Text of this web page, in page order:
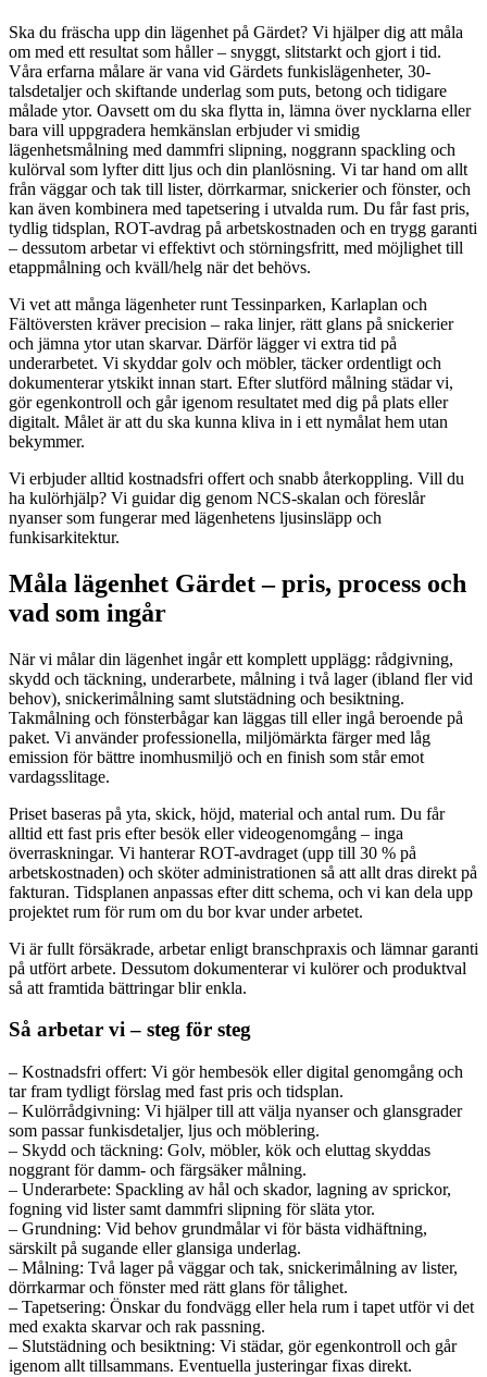
Ska du fräscha upp din lägenhet på Gärdet? Vi hjälper dig att måla
om med ett resultat som håller – snyggt, slitstarkt och gjort i tid.
Våra erfarna målare är vana vid Gärdets funkislägenheter, 30-
talsdetaljer och skiftande underlag som puts, betong och tidigare
målade ytor. Oavsett om du ska flytta in, lämna över nycklarna eller
bara vill uppgradera hemkänslan erbjuder vi smidig
lägenhetsmålning med dammfri slipning, noggrann spackling och
kulörval som lyfter ditt ljus och din planlösning. Vi tar hand om allt
från väggar och tak till lister, dörrkarmar, snickerier och fönster, och
kan även kombinera med tapetsering i utvalda rum. Du får fast pris,
tydlig tidsplan, ROT-avdrag på arbetskostnaden och en trygg garanti
– dessutom arbetar vi effektivt och störningsfritt, med möjlighet till
etappmålning och kväll/helg när det behövs.
Vi vet att många lägenheter runt Tessinparken, Karlaplan och
Fältöversten kräver precision – raka linjer, rätt glans på snickerier
och jämna ytor utan skarvar. Därför lägger vi extra tid på
underarbetet. Vi skyddar golv och möbler, täcker ordentligt och
dokumenterar ytskikt innan start. Efter slutförd målning städar vi,
gör egenkontroll och går igenom resultatet med dig på plats eller
digitalt. Målet är att du ska kunna kliva in i ett nymålat hem utan
bekymmer.
Vi erbjuder alltid kostnadsfri offert och snabb återkoppling. Vill du
ha kulörhjälp? Vi guidar dig genom NCS-skalan och föreslår
nyanser som fungerar med lägenhetens ljusinsläpp och
funkisarkitektur.
Måla lägenhet Gärdet – pris, process och
vad som ingår
När vi målar din lägenhet ingår ett komplett upplägg: rådgivning,
skydd och täckning, underarbete, målning i två lager (ibland fler vid
behov), snickerimålning samt slutstädning och besiktning.
Takmålning och fönsterbågar kan läggas till eller ingå beroende på
paket. Vi använder professionella, miljömärkta färger med låg
emission för bättre inomhusmiljö och en finish som står emot
vardagsslitage.
Priset baseras på yta, skick, höjd, material och antal rum. Du får
alltid ett fast pris efter besök eller videogenomgång – inga
överraskningar. Vi hanterar ROT-avdraget (upp till 30 % på
arbetskostnaden) och sköter administrationen så att allt dras direkt på
fakturan. Tidsplanen anpassas efter ditt schema, och vi kan dela upp
projektet rum för rum om du bor kvar under arbetet.
Vi är fullt försäkrade, arbetar enligt branschpraxis och lämnar garanti
på utfört arbete. Dessutom dokumenterar vi kulörer och produktval
så att framtida bättringar blir enkla.
Så arbetar vi – steg för steg
– Kostnadsfri offert: Vi gör hembesök eller digital genomgång och
tar fram tydligt förslag med fast pris och tidsplan.
– Kulörrådgivning: Vi hjälper till att välja nyanser och glansgrader
som passar funkisdetaljer, ljus och möblering.
– Skydd och täckning: Golv, möbler, kök och eluttag skyddas
noggrant för damm- och färgsäker målning.
– Underarbete: Spackling av hål och skador, lagning av sprickor,
fogning vid lister samt dammfri slipning för släta ytor.
– Grundning: Vid behov grundmålar vi för bästa vidhäftning,
särskilt på sugande eller glansiga underlag.
– Målning: Två lager på väggar och tak, snickerimålning av lister,
dörrkarmar och fönster med rätt glans för tålighet.
– Tapetsering: Önskar du fondvägg eller hela rum i tapet utför vi det
med exakta skarvar och rak passning.
– Slutstädning och besiktning: Vi städar, gör egenkontroll och går
igenom allt tillsammans. Eventuella justeringar fixas direkt.